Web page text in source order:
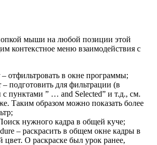
мыши на любой позиции этой
контекстное меню взаимодействия с
отфильтровать в окне программы;
– подготовить для фильтрации (в
с пунктами ” … and Selected” и т.д., см.
Таким образом можно показать более
нужного кадра в общей куче;
– раскрасить в общем окне кадры в
цвет. О раскраске был урок ранее,